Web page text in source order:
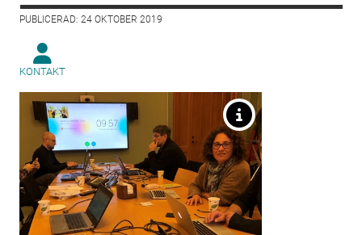
PUBLICERAD: 24 OKTOBER 2019
KONTAKT